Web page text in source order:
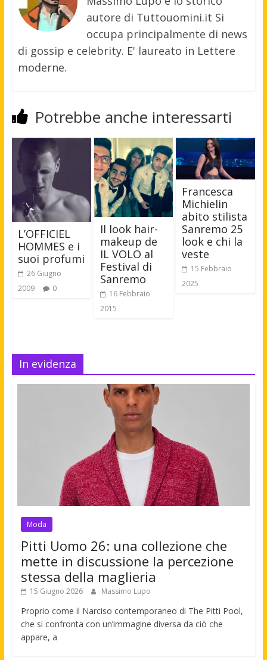
autore di Tuttouomini.it Si
occupa principalmente di news
di gossip e celebrity. E' laureato in Lettere
moderne.
Potrebbe anche interessarti
L’OFFICIEL
HOMMES e i
suoi profumi
26 Giugno
2009
0
Il look hair-
makeup de
IL VOLO al
Festival di
Sanremo
16 Febbraio
2015
Francesca
Michielin
abito stilista
Sanremo 25
look e chi la
veste
15 Febbraio
2025
In evidenza
Moda
Pitti Uomo 26: una collezione che
mette in discussione la percezione
stessa della maglieria
15 Giugno 2026 Massimo Lupo
Proprio come il Narciso contemporaneo di The Pitti Pool,
che si confronta con un’immagine diversa da ciò che
appare, a